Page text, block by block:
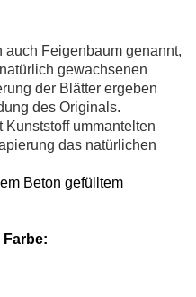
Feigenbaum genannt,
gewachsenen
der Blätter ergeben
des Originals.
ummantelten
das natürlichen
Beton gefülltem